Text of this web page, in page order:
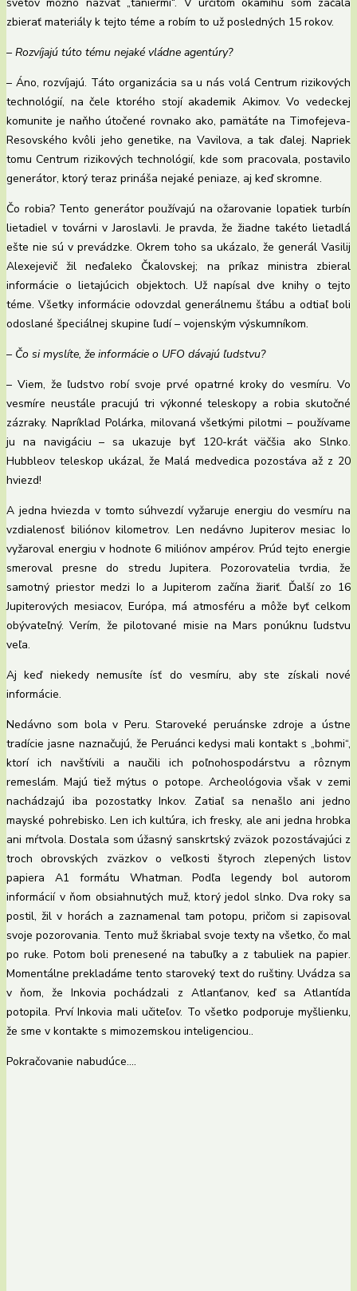
svetov možno nazvať „taniermi“. V určitom okamihu som začala
zbierať materiály k tejto téme a robím to už posledných 15 rokov.
– Rozvíjajú túto tému nejaké vládne agentúry?
– Áno, rozvíjajú. Táto organizácia sa u nás volá Centrum rizikových
technológií, na čele ktorého stojí akademik Akimov. Vo vedeckej
komunite je naňho útočené rovnako ako, pamätáte na Timofejeva-
Resovského kvôli jeho genetike, na Vavilova, a tak ďalej. Napriek
tomu Centrum rizikových technológií, kde som pracovala, postavilo
generátor, ktorý teraz prináša nejaké peniaze, aj keď skromne.
Čo robia? Tento generátor používajú na ožarovanie lopatiek turbín
lietadiel v továrni v Jaroslavli. Je pravda, že žiadne takéto lietadlá
ešte nie sú v prevádzke. Okrem toho sa ukázalo, že generál Vasilij
Alexejevič žil neďaleko Čkalovskej; na príkaz ministra zbieral
informácie o lietajúcich objektoch. Už napísal dve knihy o tejto
téme. Všetky informácie odovzdal generálnemu štábu a odtiaľ boli
odoslané špeciálnej skupine ľudí – vojenským výskumníkom.
– Čo si myslíte, že informácie o UFO dávajú ľudstvu?
– Viem, že ľudstvo robí svoje prvé opatrné kroky do vesmíru. Vo
vesmíre neustále pracujú tri výkonné teleskopy a robia skutočné
zázraky. Napríklad Polárka, milovaná všetkými pilotmi – používame
ju na navigáciu – sa ukazuje byť 120-krát väčšia ako Slnko.
Hubbleov teleskop ukázal, že Malá medvedica pozostáva až z 20
hviezd!
A jedna hviezda v tomto súhvezdí vyžaruje energiu do vesmíru na
vzdialenosť biliónov kilometrov. Len nedávno Jupiterov mesiac Io
vyžaroval energiu v hodnote 6 miliónov ampérov. Prúd tejto energie
smeroval presne do stredu Jupitera. Pozorovatelia tvrdia, že
samotný priestor medzi Io a Jupiterom začína žiariť. Ďalší zo 16
Jupiterových mesiacov, Európa, má atmosféru a môže byť celkom
obývateľný. Verím, že pilotované misie na Mars ponúknu ľudstvu
veľa.
Aj keď niekedy nemusíte ísť do vesmíru, aby ste získali nové
informácie.
Nedávno som bola v Peru. Staroveké peruánske zdroje a ústne
tradície jasne naznačujú, že Peruánci kedysi mali kontakt s „bohmi“,
ktorí ich navštívili a naučili ich poľnohospodárstvu a rôznym
remeslám. Majú tiež mýtus o potope. Archeológovia však v zemi
nachádzajú iba pozostatky Inkov. Zatiaľ sa nenašlo ani jedno
mayské pohrebisko. Len ich kultúra, ich fresky, ale ani jedna hrobka
ani mŕtvola. Dostala som úžasný sanskrtský zväzok pozostávajúci z
troch obrovských zväzkov o veľkosti štyroch zlepených listov
papiera A1 formátu Whatman. Podľa legendy bol autorom
informácií v ňom obsiahnutých muž, ktorý jedol slnko. Dva roky sa
postil, žil v horách a zaznamenal tam potopu, pričom si zapisoval
svoje pozorovania. Tento muž škriabal svoje texty na všetko, čo mal
po ruke. Potom boli prenesené na tabuľky a z tabuliek na papier.
Momentálne prekladáme tento staroveký text do ruštiny. Uvádza sa
v ňom, že Inkovia pochádzali z Atlanťanov, keď sa Atlantída
potopila. Prví Inkovia mali učiteľov. To všetko podporuje myšlienku,
že sme v kontakte s mimozemskou inteligenciou..
Pokračovanie nabudúce….